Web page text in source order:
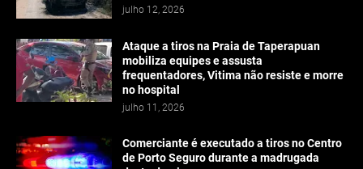
julho 12, 2026
Ataque a tiros na Praia de Taperapuan
mobiliza equipes e assusta
frequentadores, Vitima não resiste e morre
no hospital
julho 11, 2026
Comerciante é executado a tiros no Centro
de Porto Seguro durante a madrugada